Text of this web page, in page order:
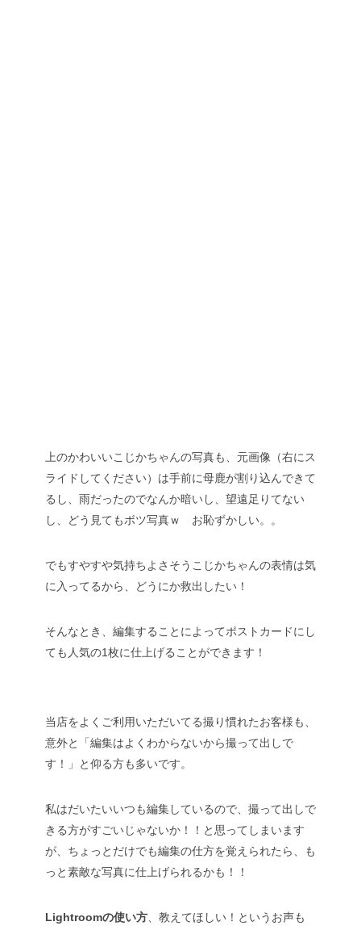
上のかわいいこじかちゃんの写真も、元画像（右にス
ライドしてください）は手前に母鹿が割り込んできて
るし、雨だったのでなんか暗いし、望遠足りてない
し、どう見てもボツ写真ｗ お恥ずかしい。。
でもすやすや気持ちよさそうこじかちゃんの表情は気
に入ってるから、どうにか救出したい！
そんなとき、編集することによってポストカードにし
ても人気の1枚に仕上げることができます！
当店をよくご利用いただいてる撮り慣れたお客様も、
意外と「編集はよくわからないから撮って出しで
す！」と仰る方も多いです。
私はだいたいいつも編集しているので、撮って出しで
きる方がすごいじゃないか！！と思ってしまいます
が、ちょっとだけでも編集の仕方を覚えられたら、も
っと素敵な写真に仕上げられるかも！！
Lightroomの使い方 、教えてほしい！というお声も